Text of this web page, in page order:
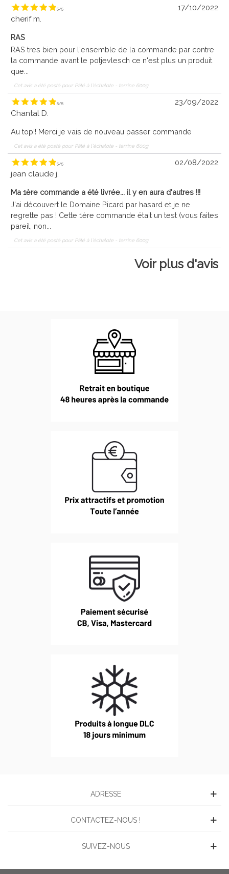
5/5
17/10/2022
cherif m.
RAS
RAS tres bien pour l'ensemble de la commande par contre
la commande avant le potjevlesch ce n'est plus un produit
que...
Cet avis a été posté pour Pâté à l'échalote - terrine 600g
5/5
23/09/2022
Chantal D.
Au top!! Merci je vais de nouveau passer commande
Cet avis a été posté pour Pâté à l'échalote - terrine 600g
5/5
02/08/2022
jean claude j.
Ma 1ère commande a été livrée... il y en aura d'autres !!!
J'ai découvert le Domaine Picard par hasard et je ne
regrette pas ! Cette 1ère commande était un test (vous faites
pareil, non...
Cet avis a été posté pour Pâté à l'échalote - terrine 600g
Voir plus d'avis
ADRESSE
CONTACTEZ-NOUS !
SUIVEZ-NOUS